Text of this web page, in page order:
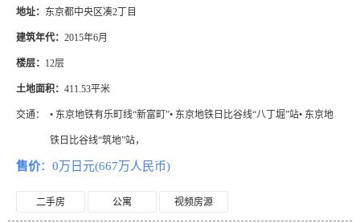
地址： 东京都中央区凑2丁目
建筑年代： 2015年6月
楼层： 12层
土地面积： 411.53平米
交通： • 东京地铁有乐町线“新富町”• 东京地铁日比谷线“八丁堀”站• 东京地
铁日比谷线“筑地”站，
售价：0万日元(667万人民币)
二手房 公寓 视频房源